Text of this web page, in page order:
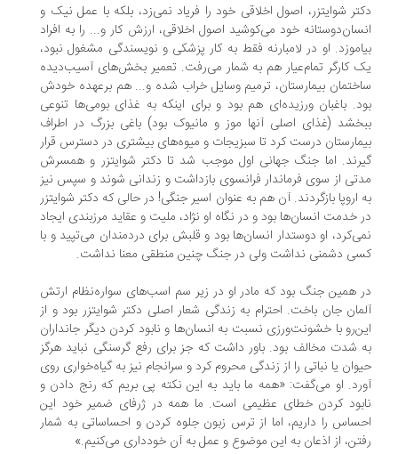
شوایتزر، اصول اخلاقی خود را فریاد نمی‌زد، بلکه با عمل نیک و
خود می‌کوشید اصول اخلاقی، ارزش کار و... را به افراد
او در لامبارنه فقط به کار پزشکی و نویسندگی مشغول نبود،
کارگر تمام‌عیار هم به شمار می‌رفت. تعمیر بخش‌های آسیب‌دیده
بیمارستان، ترمیم وسایل خراب شده و... هم برعهده خودش
باغبان ورزیده‌ای هم بود و برای اینکه به غذای بومی‌ها تنوعی
(غذای اصلی آنها موز و مانیوک بود) باغی بزرگ در اطراف
درست کرد تا سبزیجات و میوه‌های بیشتری در دسترس قرار
اما جنگ جهانی اول موجب شد تا دکتر شوایتزر و همسرش
از سوی فرماندار فرانسوی بازداشت و زندانی شوند و سپس نیز
اروپا بازگردند. آن هم به عنوان اسیر جنگی! در حالی که دکتر شوایتزر
خدمت انسان‌ها بود و در نگاه او نژاد، ملیت و عقاید مرزبندی ایجاد
او دوستدار انسان‌ها بود و قلبش برای دردمندان می‌تپید و با
دشمنی نداشت ولی در جنگ چنین منطقی معنا نداشت.
همین جنگ بود که مادر او در زیر سم اسب‌های سواره‌نظام ارتش
جان باخت. احترام به زندگی شعار اصلی دکتر شوایتزر بود و از
با خشونت‌ورزی نسبت به انسان‌ها و نابود کردن دیگر جانداران
‌شدت مخالف بود. باور داشت که جز برای رفع گرسنگی نباید هرگز
یا نباتی را از زندگی محروم کرد و سرانجام نیز به گیاه‌خواری روی
او می‌گفت: «همه ما باید به این نکته پی بریم که رنج‌ دادن و
کردن خطای عظیمی است. ما همه در ژرفای ضمیر خود این
را داریم، اما از ترس زبون جلوه‌ کردن و احساساتی به شمار
از اذعان به این موضوع و عمل به آن خودداری می‌کنیم.»